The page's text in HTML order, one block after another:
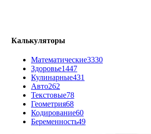
Калькуляторы
Математические3330
Здоровье1447
Кулинарные431
Авто262
Текстовые78
Геометрия68
Кодирование60
Беременность49